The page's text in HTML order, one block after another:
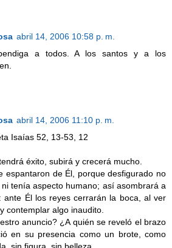
abril 14, 2006 10:58 p. m.
a todos. A los santos y a los
abril 14, 2006 11:10 p. m.
Isaías 52, 13-53, 12
éxito, subirá y crecerá mucho.
espantaron de Él, porque desfigurado no
tenía aspecto humano; así asombrará a
ante Él los reyes cerrarán la boca, al ver
contemplar algo inaudito.
anuncio? ¿A quién se reveló el brazo
en su presencia como un brote, como